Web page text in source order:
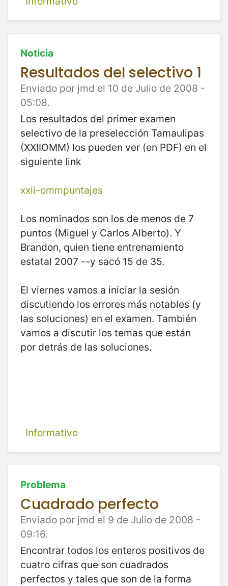
Noticia
Resultados del selectivo 1
Enviado por jmd el 10 de Julio de 2008 -
05:08.
Los resultados del primer examen
selectivo de la preselección Tamaulipas
(XXIIOMM) los pueden ver (en PDF) en el
siguiente link
xxii-ommpuntajes
Los nominados son los de menos de 7
puntos (Miguel y Carlos Alberto). Y
Brandon, quien tiene entrenamiento
estatal 2007 --y sacó 15 de 35.
El viernes vamos a iniciar la sesión
discutiendo los errores más notables (y
las soluciones) en el examen. También
vamos a discutir los temas que están
por detrás de las soluciones.
Informativo
Problema
Cuadrado perfecto
Enviado por jmd el 9 de Julio de 2008 -
09:16.
Encontrar todos los enteros positivos de
cuatro cifras que son cuadrados
perfectos y tales que son de la forma